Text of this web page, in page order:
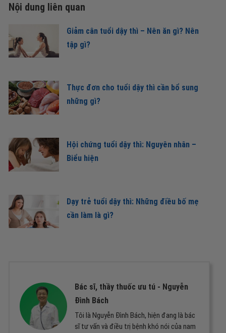
Nội dung liên quan
Giảm cân tuổi dậy thì – Nên ăn gì? Nên
tập gì?
Thực đơn cho tuổi dậy thì cần bổ sung
những gì?
Hội chứng tuổi dậy thì: Nguyên nhân –
Biểu hiện
Dạy trẻ tuổi dậy thì: Những điều bố mẹ
cần làm là gì?
Bác sĩ, thầy thuốc ưu tú - Nguyễn
Đình Bách
Tôi là Nguyễn Đình Bách, hiện đang là bác
sĩ tư vấn và điều trị bệnh khó nói của nam